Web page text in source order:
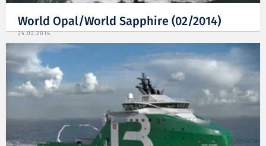
World Opal/World Sapphire (02/2014)
24.02.2014